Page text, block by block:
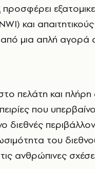
προσφέρει
και
μια απλή αγορά
πελάτη και
που
διεθνές
του
ανθρώπινες